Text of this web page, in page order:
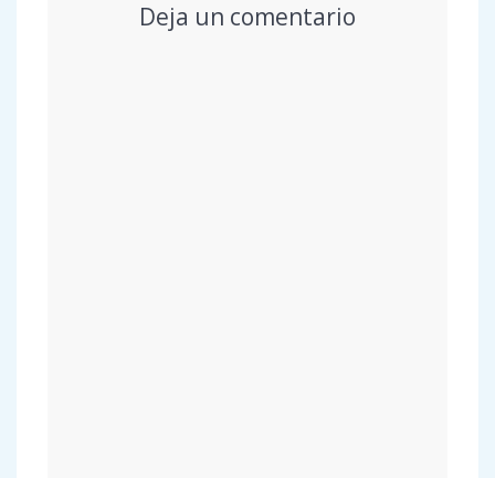
Deja un comentario